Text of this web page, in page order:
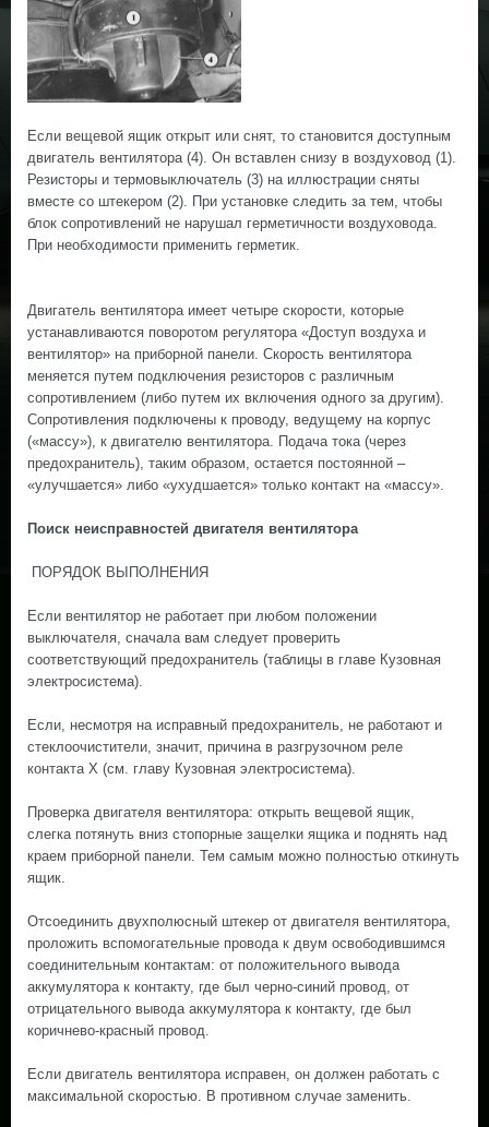
Если вещевой ящик открыт или снят, то становится доступным
двигатель вентилятора (4). Он вставлен снизу в воздуховод (1).
Резисторы и термовыключатель (3) на иллюстрации сняты
вместе со штекером (2). При установке следить за тем, чтобы
блок сопротивлений не нарушал герметичности воздуховода.
При необходимости применить герметик.
Двигатель вентилятора имеет четыре скорости, которые
устанавливаются поворотом регулятора «Доступ воздуха и
вентилятор» на приборной панели. Скорость вентилятора
меняется путем подключения резисторов с различным
сопротивлением (либо путем их включения одного за другим).
Сопротивления подключены к проводу, ведущему на корпус
(«массу»), к двигателю вентилятора. Подача тока (через
предохранитель), таким образом, остается постоянной –
«улучшается» либо «ухудшается» только контакт на «массу».
Поиск неисправностей двигателя вентилятора
ПОРЯДОК ВЫПОЛНЕНИЯ
Если вентилятор не работает при любом положении
выключателя, сначала вам следует проверить
соответствующий предохранитель (таблицы в главе Кузовная
электросистема).
Если, несмотря на исправный предохранитель, не работают и
стеклоочистители, значит, причина в разгрузочном реле
контакта Х (см. главу Кузовная электросистема).
Проверка двигателя вентилятора: открыть вещевой ящик,
слегка потянуть вниз стопорные защелки ящика и поднять над
краем приборной панели. Тем самым можно полностью откинуть
ящик.
Отсоединить двухполюсный штекер от двигателя вентилятора,
проложить вспомогательные провода к двум освободившимся
соединительным контактам: от положительного вывода
аккумулятора к контакту, где был черно-синий провод, от
отрицательного вывода аккумулятора к контакту, где был
коричнево-красный провод.
Если двигатель вентилятора исправен, он должен работать с
максимальной скоростью. В противном случае заменить.